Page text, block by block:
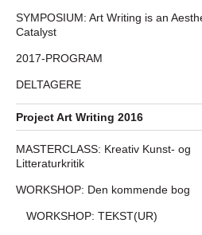
SYMPOSIUM: Art Writing is an
Catalyst
2017-PROGRAM
DELTAGERE
Project Art Writing 2016
MASTERCLASS: Kreativ Kunst- og
Litteraturkritik
WORKSHOP: Den kommende bog
WORKSHOP: TEKST(UR)